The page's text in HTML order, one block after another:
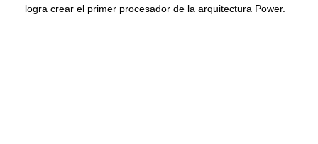
logra crear el primer procesador de la arquitectura Power.